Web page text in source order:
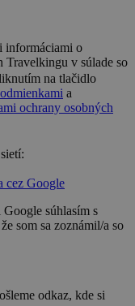
informáciami o
Travelkingu v súlade so
na tlačidlo
a
ochrany osobných
cez Google
súhlasím s
som sa zoznámil/a so
odkaz, kde si